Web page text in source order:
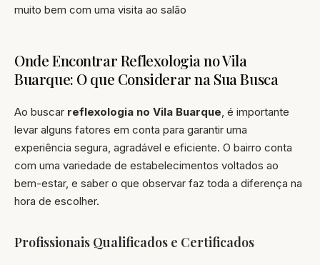
muito bem com uma visita ao salão
Onde Encontrar Reflexologia no Vila
Buarque: O que Considerar na Sua Busca
Ao buscar reflexologia no Vila Buarque, é importante
levar alguns fatores em conta para garantir uma
experiência segura, agradável e eficiente. O bairro conta
com uma variedade de estabelecimentos voltados ao
bem-estar, e saber o que observar faz toda a diferença na
hora de escolher.
Profissionais Qualificados e Certificados